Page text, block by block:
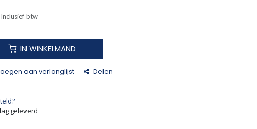
Inclusief btw
IN WINKELMAND
aan verlanglijst Delen
geleverd